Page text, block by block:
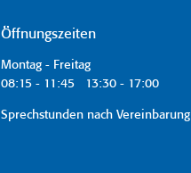
Öffnungszeiten
Montag - Freitag
08:15 - 11:45 13:30 - 17:00
Sprechstunden nach Vereinbarung